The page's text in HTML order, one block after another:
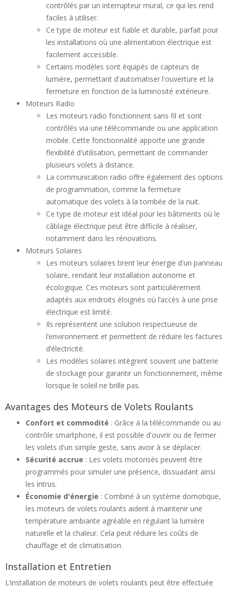
contrôlés par un interrupteur mural, ce qui les rend
faciles à utiliser.
Ce type de moteur est fiable et durable, parfait pour
les installations où une alimentation électrique est
facilement accessible.
Certains modèles sont équipés de capteurs de
lumière, permettant d'automatiser l'ouverture et la
fermeture en fonction de la luminosité extérieure.
Moteurs Radio
Les moteurs radio fonctionnent sans fil et sont
contrôlés via une télécommande ou une application
mobile. Cette fonctionnalité apporte une grande
flexibilité d'utilisation, permettant de commander
plusieurs volets à distance.
La communication radio offre également des options
de programmation, comme la fermeture
automatique des volets à la tombée de la nuit.
Ce type de moteur est idéal pour les bâtiments où le
câblage électrique peut être difficile à réaliser,
notamment dans les rénovations.
Moteurs Solaires
Les moteurs solaires tirent leur énergie d'un panneau
solaire, rendant leur installation autonome et
écologique. Ces moteurs sont particulièrement
adaptés aux endroits éloignés où l’accès à une prise
électrique est limité.
Ils représentent une solution respectueuse de
l’environnement et permettent de réduire les factures
d’électricité.
Les modèles solaires intègrent souvent une batterie
de stockage pour garantir un fonctionnement, même
lorsque le soleil ne brille pas.
Avantages des Moteurs de Volets Roulants
Confort et commodité : Grâce à la télécommande ou au
contrôle smartphone, il est possible d'ouvrir ou de fermer
les volets d'un simple geste, sans avoir à se déplacer.
Sécurité accrue : Les volets motorisés peuvent être
programmés pour simuler une présence, dissuadant ainsi
les intrus.
Économie d'énergie : Combiné à un système domotique,
les moteurs de volets roulants aident à maintenir une
température ambiante agréable en régulant la lumière
naturelle et la chaleur. Cela peut réduire les coûts de
chauffage et de climatisation.
Installation et Entretien
L’installation de moteurs de volets roulants peut être effectuée